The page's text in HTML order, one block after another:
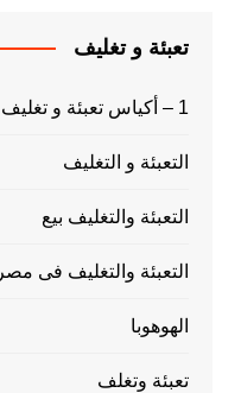
تعبئة و تغليف
1 – أكياس تعبئة و تغليف
التعبئة و التغليف
التعبئة والتغليف بيع
التعبئة والتغليف فى مصر
الهوهوبا
تعبئة وتغلف